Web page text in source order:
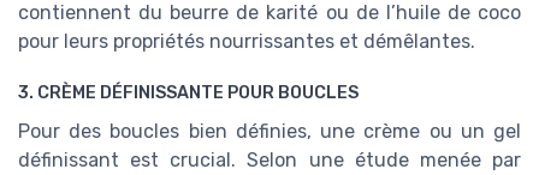
contiennent du beurre de karité ou de l’huile de coco
pour leurs propriétés nourrissantes et démêlantes.
3. CRÈME DÉFINISSANTE POUR BOUCLES
Pour des boucles bien définies, une crème ou un gel
définissant est crucial. Selon une étude menée par